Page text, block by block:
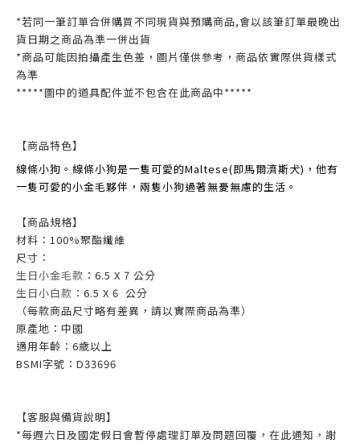
*若同一筆訂單合併購買不同現貨與預購商品,會以該筆訂單最晚出
貨日期之商品為準一併出貨
*商品可能因拍攝產生色差，圖片僅供參考，商品依實際供貨樣式
為準
*****圖中的道具配件並不包含在此商品中*****
【商品特色】
線條小狗。線條小狗是一隻可愛的Maltese(即馬爾濟斯犬)，他有
一隻可愛的小金毛夥伴，兩隻小狗過著無憂無慮的生活。
【商品規格】
材料：100%聚酯纖維
尺寸：
生日小金毛款 ：6.5 X 7 公分
生日小白款 ：6.5 X 6 公分
（每款商品尺寸略有差異，請以實際商品為準）
原產地：中國
適用年齡：6歲以上
BSMI字號：D33696
【客服與備貨說明】
*每週六日及國定假日會暫停處理訂單及問題回覆，在此通知，謝